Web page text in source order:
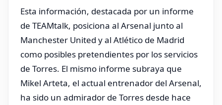
Esta información, destacada por un informe
de TEAMtalk, posiciona al Arsenal junto al
Manchester United y al Atlético de Madrid
como posibles pretendientes por los servicios
de Torres. El mismo informe subraya que
Mikel Arteta, el actual entrenador del Arsenal,
ha sido un admirador de Torres desde hace